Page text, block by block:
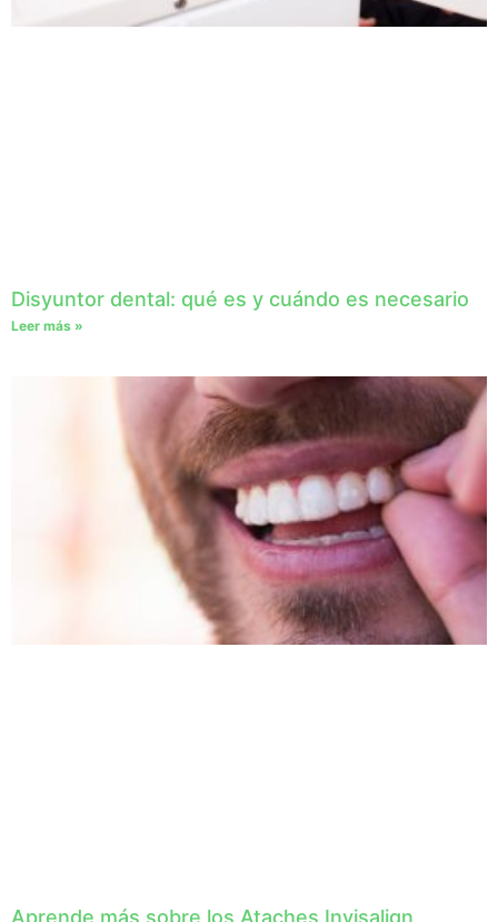
Disyuntor dental: qué es y cuándo es necesario
Leer más »
Aprende más sobre los Ataches Invisalign